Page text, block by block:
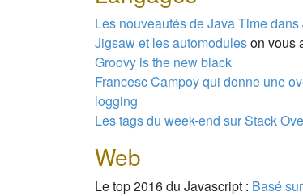
Les nouveautés de Java Time dans
Jigsaw et les automoduleson vous
Groovy is the new black
Francesc Campoy qui donne une
logging
Les tags du week-end sur Stack
Web
Le top 2016 du Javascript : Basé